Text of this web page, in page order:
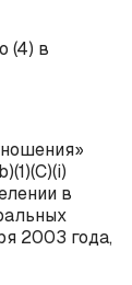
(4) в
b)(1)(C)(i)
в
2003 года,